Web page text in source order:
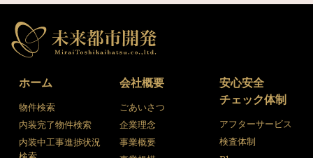
ホーム
物件検索
内装完了物件検索
内装中工事進捗状況
会社概要
ごあいさつ
企業理念
事業概要
安心安全
チェック体制
アフターサービス
検査体制